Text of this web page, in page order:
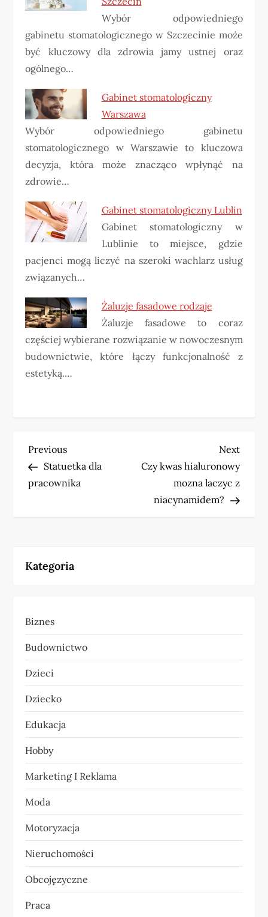
Wybór odpowiedniego
gabinetu stomatologicznego w Szczecinie może
być kluczowy dla zdrowia jamy ustnej oraz
ogólnego…
Gabinet stomatologiczny
Warszawa
Wybór odpowiedniego gabinetu
stomatologicznego w Warszawie to kluczowa
decyzja, która może znacząco wpłynąć na
zdrowie…
Gabinet stomatologiczny Lublin
Gabinet stomatologiczny w
Lublinie to miejsce, gdzie
pacjenci mogą liczyć na szeroki wachlarz usług
związanych…
Żaluzje fasadowe rodzaje
Żaluzje fasadowe to coraz
częściej wybierane rozwiązanie w nowoczesnym
budownictwie, które łączy funkcjonalność z
estetyką.…
N
a
g
c
j
a
w
p
i
s
u
Previous
Post
Previous
Statuetka dla
pracownika
Next
Post
Next
Czy kwas hialuronowy
mozna laczyc z
niacynamidem?
Kategoria
Biznes
Budownictwo
Dzieci
Dziecko
Edukacja
Hobby
Marketing I Reklama
Moda
Motoryzacja
Nieruchomości
Obcojęzyczne
Praca